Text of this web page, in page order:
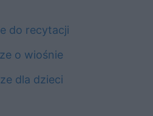
do recytacji
o wiośnie
dla dzieci